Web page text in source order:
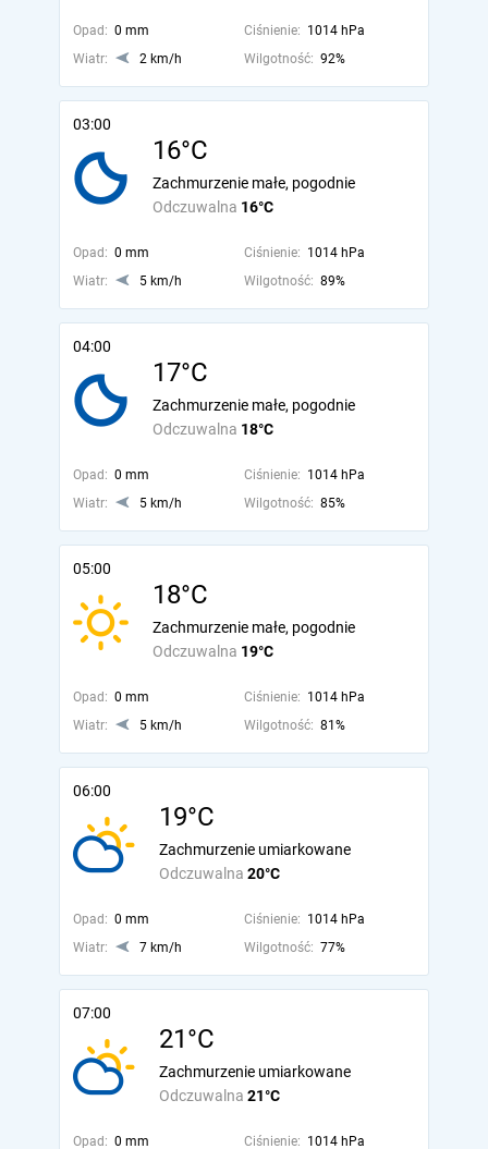
Opad: 0 mm Ciśnienie: 1014 hPa
Wiatr:
2 km/h Wilgotność: 92%
03:00
16°C
Odczuwalna 16°C
Zachmurzenie małe, pogodnie
Opad: 0 mm Ciśnienie: 1014 hPa
Wiatr:
5 km/h Wilgotność: 89%
04:00
17°C
Odczuwalna 18°C
Zachmurzenie małe, pogodnie
Opad: 0 mm Ciśnienie: 1014 hPa
Wiatr:
5 km/h Wilgotność: 85%
05:00
18°C
Odczuwalna 19°C
Zachmurzenie małe, pogodnie
Opad: 0 mm Ciśnienie: 1014 hPa
Wiatr:
5 km/h Wilgotność: 81%
06:00
19°C
Odczuwalna 20°C
Zachmurzenie umiarkowane
Opad: 0 mm Ciśnienie: 1014 hPa
Wiatr:
7 km/h Wilgotność: 77%
07:00
21°C
Odczuwalna 21°C
Zachmurzenie umiarkowane
Opad: 0 mm Ciśnienie: 1014 hPa